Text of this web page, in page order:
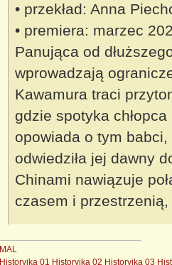
• przekład: Anna
• premiera: marzec
Panująca od
wprowadzają
Kawamura traci
gdzie spotyka
opowiada o tym
odwiedziła jej dawny
Chinami nawiązuje
czasem i
MAL
Historyjka 01 Historyjka 02 Historyjka 03